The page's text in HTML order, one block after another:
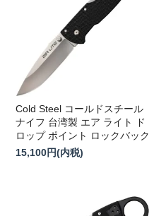
Cold Steel コールドスチール
ナイフ 台湾製 エア ライト ド
ロップ ポイント ロックバック
15,100円(内税)